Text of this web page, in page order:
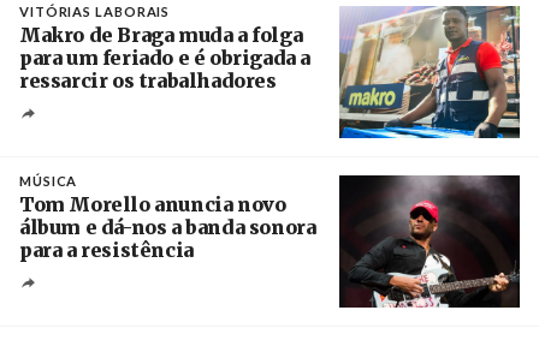
VITÓRIAS LABORAIS
Makro de Braga muda a folga
para um feriado e é obrigada a
ressarcir os trabalhadores
MÚSICA
Tom Morello anuncia novo
álbum e dá-nos a banda sonora
para a resistência